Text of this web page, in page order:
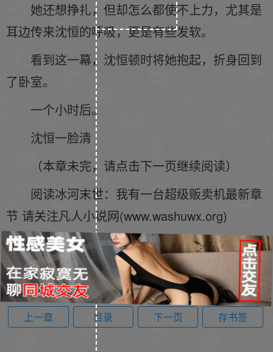
她还想挣扎，但却怎么都使不上力，尤其是
耳边传来沈恒的呼吸，更是有些发软。
看到这一幕，沈恒顿时将她抱起，折身回到
了卧室。
一个小时后。
沈恒一脸清
（本章未完，请点击下一页继续阅读）
阅读冰河末世：我有一台超级贩卖机最新章
节 请关注凡人小说网(www.washuwx.org)
上一章 目录 下一页 存书签